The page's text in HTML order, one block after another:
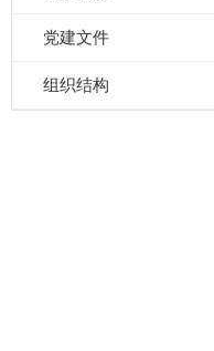
党建文件
组织结构